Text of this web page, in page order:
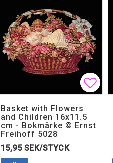
till i favoritlistan
till i favoritlistan
Basket with Flowers
and Children 16x11.5
cm - Bokmärke © Ernst
Freihoff 5028
15,95 SEK/STYCK